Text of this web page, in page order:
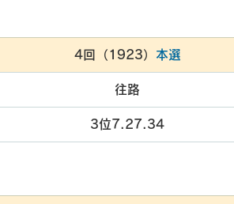
4回（1923） 本選
往路
3位7.27.34